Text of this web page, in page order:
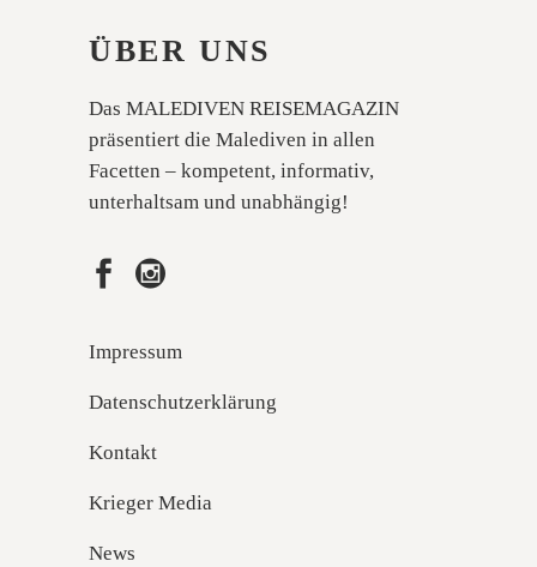
ÜBER UNS
Das MALEDIVEN REISEMAGAZIN
präsentiert die Malediven in allen
Facetten – kompetent, informativ,
unterhaltsam und unabhängig!
Impressum
Datenschutzerklärung
Kontakt
Krieger Media
News